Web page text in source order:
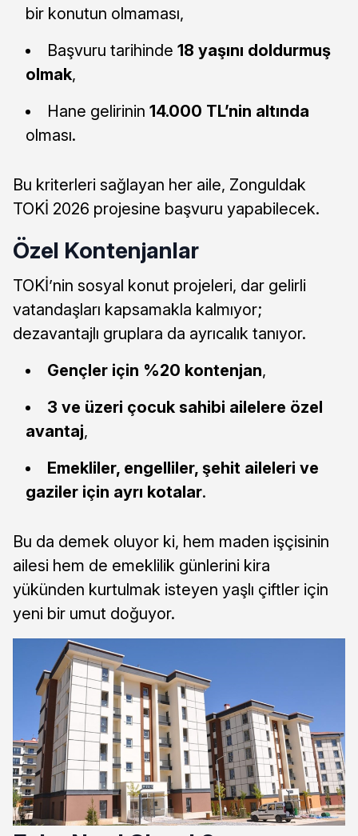
bir konutun olmaması,
Başvuru tarihinde 18 yaşını doldurmuş
olmak,
Hane gelirinin 14.000 TL’nin altında
olması.
Bu kriterleri sağlayan her aile, Zonguldak
TOKİ 2026 projesine başvuru yapabilecek.
Özel Kontenjanlar
TOKİ’nin sosyal konut projeleri, dar gelirli
vatandaşları kapsamakla kalmıyor;
dezavantajlı gruplara da ayrıcalık tanıyor.
Gençler için %20 kontenjan,
3 ve üzeri çocuk sahibi ailelere özel
avantaj,
Emekliler, engelliler, şehit aileleri ve
gaziler için ayrı kotalar.
Bu da demek oluyor ki, hem maden işçisinin
ailesi hem de emeklilik günlerini kira
yükünden kurtulmak isteyen yaşlı çiftler için
yeni bir umut doğuyor.